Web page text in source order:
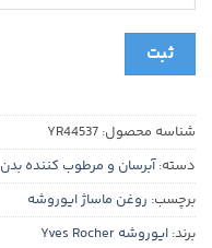
ثبت
شناسه محصول: YR44537
دسته:آبرسان و مرطوب کننده بدن
برچسب: روغن ماساژ ایوروشه
برند: ایوروشه Yves Rocher